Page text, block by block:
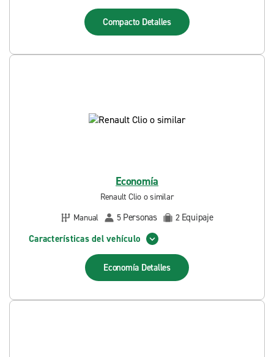
Compacto Detalles
Economía
Renault Clio o similar
Manual
5 Personas 2 Equipaje
Características del vehículo
Economía Detalles